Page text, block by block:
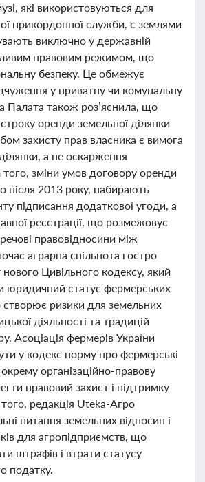
які використовуються для
прикордонної служби, є землями
виключно у державній
правовим режимом, що
безпеку. Це обмежує
у приватну чи комунальну
Палата також роз’яснила, що
строку оренди земельної ділянки
захисту прав власника є вимога
а не оскарження
того, зміни умов договору оренди
після 2013 року, набирають
підписання додаткової угоди, а
реєстрації, що розмежовує
правовідносини між
аграрна спільнота гостро
нового Цивільного кодексу, який
юридичний статус фермерських
ризики для земельних
діяльності та традицій
Асоціація фермерів України
у кодекс норму про фермерські
організаційно-правову
правовий захист і підтримку
редакція Uteka-Агро
питання земельних відносин і
для агропідприємств, що
штрафів і втрати статусу
податку.